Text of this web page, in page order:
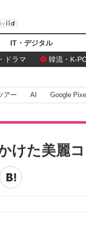
IT・デジタル
ドラマ
韓流・K-
アー AI Google
けた美麗